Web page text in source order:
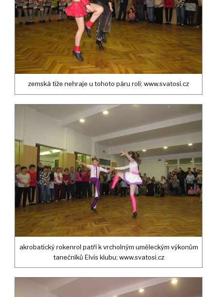
zemská tíže nehraje u tohoto páru roli; www.svatosi.cz
akrobatický rokenrol patří k vrcholným uměleckým výkonům
tanečníků Elvis klubu; www.svatosi.cz